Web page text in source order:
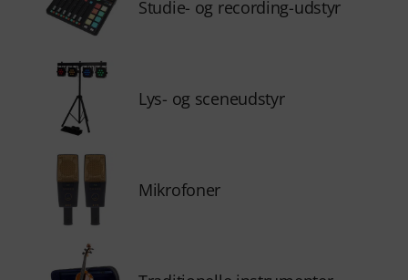
Studie- og recording-udstyr
Lys- og sceneudstyr
Mikrofoner